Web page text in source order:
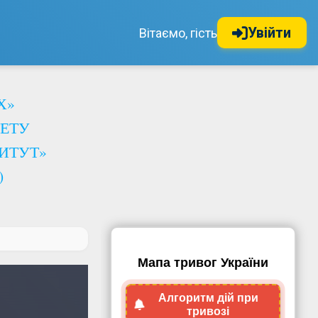
Вітаємо, гість Увійти
Мапа тривог України
Алгоритм дій при
тривозі